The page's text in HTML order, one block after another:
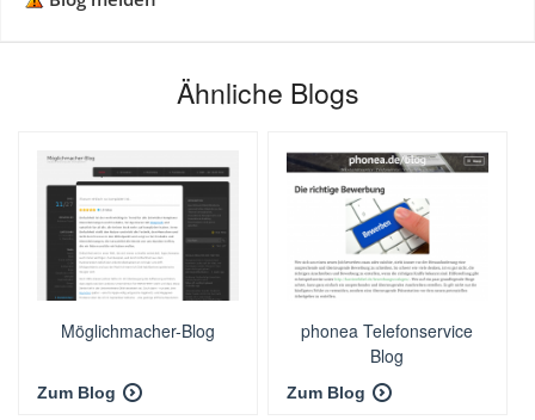
Ähnliche Blogs
Möglichmacher-Blog
Zum Blog
phonea Telefonservice
Blog
Zum Blog